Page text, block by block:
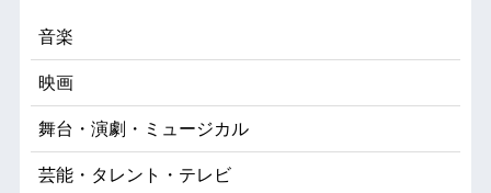
音楽
映画
舞台・演劇・ミュージカル
芸能・タレント・テレビ